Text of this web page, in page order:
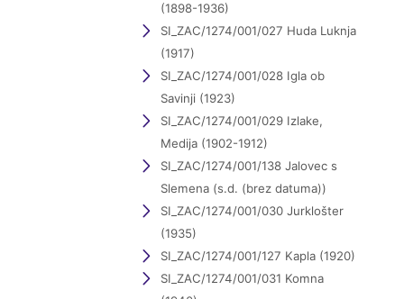
(1898-1936)
SI_ZAC/1274/001/027 Huda Luknja
(1917)
SI_ZAC/1274/001/028 Igla ob
Savinji (1923)
SI_ZAC/1274/001/029 Izlake,
Medija (1902-1912)
SI_ZAC/1274/001/138 Jalovec s
Slemena (s.d. (brez datuma))
SI_ZAC/1274/001/030 Jurklošter
(1935)
SI_ZAC/1274/001/127 Kapla (1920)
SI_ZAC/1274/001/031 Komna